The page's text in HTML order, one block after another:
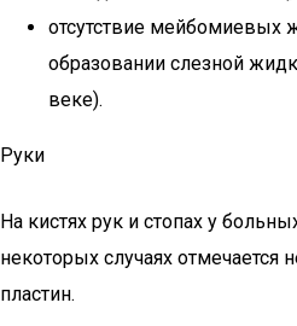
отсутствие мейбомиевых
образовании слезной
веке).
Руки
На кистях рук и стопах у
некоторых случаях отмечается
пластин.